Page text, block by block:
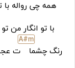
همه چی رواله
با تو انگار من
رنگ چشما
A#m
ت